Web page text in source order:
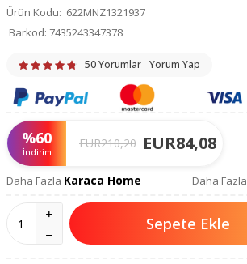
Ürün Kodu: 622MNZ1321937
Barkod: 7435243347378
50 Yorumlar Yorum Yap
%60
İndirim
EUR210,20 EUR84,08
Daha Fazla Karaca Home Daha Fazla
Sepete Ekle